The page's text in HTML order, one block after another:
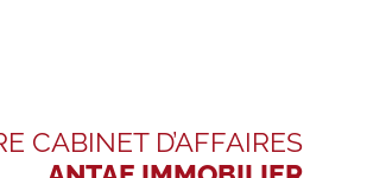
CABINET D’AFFAIRES